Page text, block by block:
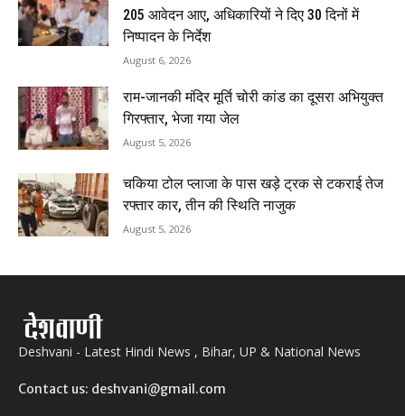
205 आवेदन आए, अधिकारियों ने दिए 30 दिनों में
निष्पादन के निर्देश
August 6, 2026
राम-जानकी मंदिर मूर्ति चोरी कांड का दूसरा अभियुक्त
गिरफ्तार, भेजा गया जेल
August 5, 2026
चकिया टोल प्लाजा के पास खड़े ट्रक से टकराई तेज
रफ्तार कार, तीन की स्थिति नाजुक
August 5, 2026
Deshvani - Latest Hindi News , Bihar, UP & National News
Contact us: deshvani@gmail.com